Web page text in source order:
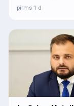
pirms 1 d